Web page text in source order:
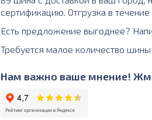
сертификацию. Отгрузка в течение
Есть предложение выгоднее?
Требуется малое количество
Нам важно ваше мнение!